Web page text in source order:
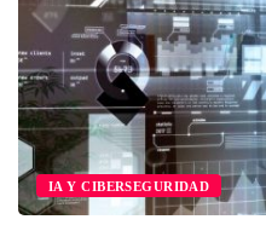
IA Y CIBERSEGURIDAD